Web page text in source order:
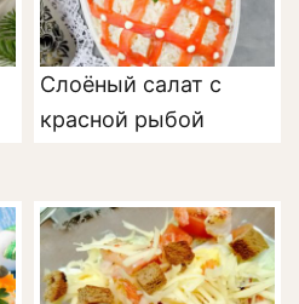
Слоёный салат с
красной рыбой